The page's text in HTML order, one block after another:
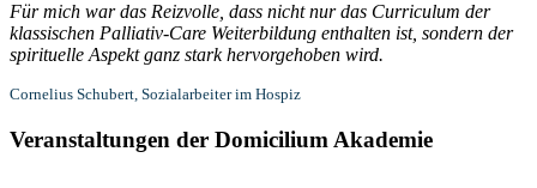
Für mich war das Reizvolle, dass nicht nur das Curriculum der
klassischen Palliativ-Care Weiterbildung enthalten ist, sondern der
spirituelle Aspekt ganz stark hervorgehoben wird.
Cornelius Schubert, Sozialarbeiter im Hospiz
Veranstaltungen der Domicilium Akademie